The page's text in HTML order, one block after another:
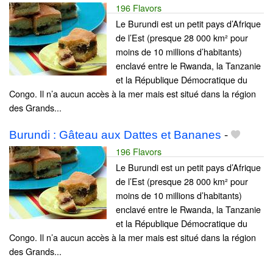
196 Flavors
Le Burundi est un petit pays d’Afrique
de l’Est (presque 28 000 km² pour
moins de 10 millions d’habitants)
enclavé entre le Rwanda, la Tanzanie
et la République Démocratique du
Congo. Il n’a aucun accès à la mer mais est situé dans la région
des Grands...
Burundi : Gâteau aux Dattes et Bananes -
196 Flavors
Le Burundi est un petit pays d’Afrique
de l’Est (presque 28 000 km² pour
moins de 10 millions d’habitants)
enclavé entre le Rwanda, la Tanzanie
et la République Démocratique du
Congo. Il n’a aucun accès à la mer mais est situé dans la région
des Grands...